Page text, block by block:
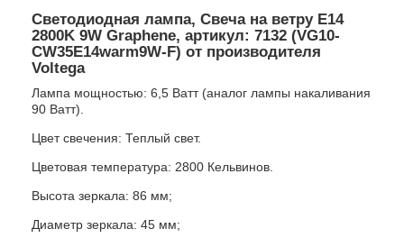
Светодиодная лампа, Свеча на ветру E14
2800K 9W Graphene, артикул: 7132 (VG10-
CW35E14warm9W-F) от производителя
Voltega
Лампа мощностью: 6,5 Ватт (аналог лампы накаливания
90 Ватт).
Цвет свечения: Теплый свет.
Цветовая температура: 2800 Кельвинов.
Высота зеркала: 86 мм;
Диаметр зеркала: 45 мм;